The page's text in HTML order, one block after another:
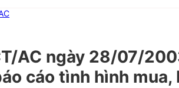
AC ngày 28/07/
cáo tình hình